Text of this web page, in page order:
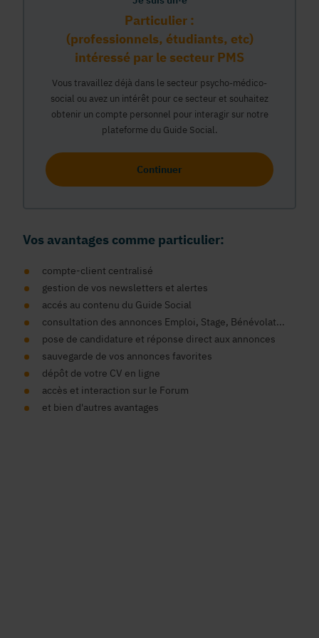
Particulier :
(professionnels, étudiants, etc)
intéressé par le secteur PMS
Vous travaillez déjà dans le secteur psycho-médico-
social ou avez un intérêt pour ce secteur et souhaitez
obtenir un compte personnel pour interagir sur notre
plateforme du Guide Social.
Continuer
Vos avantages comme particulier:
compte-client centralisé
gestion de vos newsletters et alertes
accés au contenu du Guide Social
consultation des annonces Emploi, Stage, Bénévolat...
pose de candidature et réponse direct aux annonces
sauvegarde de vos annonces favorites
dépôt de votre CV en ligne
accès et interaction sur le Forum
et bien d'autres avantages